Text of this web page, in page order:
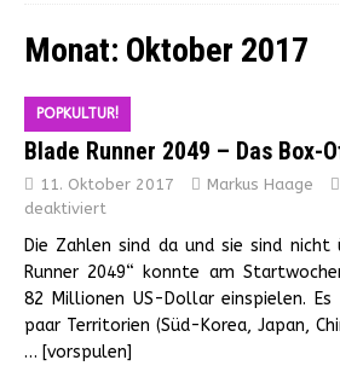
Monat: Oktober 2017
POPKULTUR!
Blade Runner 2049 – Das Box-
11. Oktober 2017 Markus Haage
deaktiviert
Die Zahlen sind da und sie sind nicht
Runner 2049“ konnte am
82 Millionen US-Dollar einspielen.
paar Territorien (Süd-Korea, Japan,
… [vorspulen]